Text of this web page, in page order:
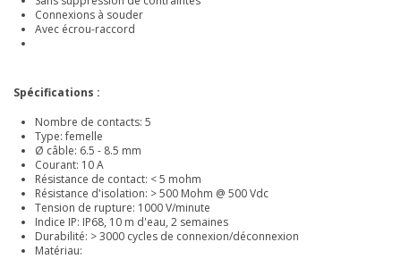
Connexions à souder
Avec écrou-raccord
Spécifications :
Nombre de contacts: 5
Type: femelle
Ø câble: 6.5 - 8.5 mm
Courant: 10 A
Résistance de contact: < 5 mohm
Résistance d'isolation: > 500 Mohm @ 500 Vdc
Tension de rupture: 1000 V/minute
Indice IP: IP68, 10 m d'eau, 2 semaines
Durabilité: > 3000 cycles de connexion/déconnexion
Matériau: